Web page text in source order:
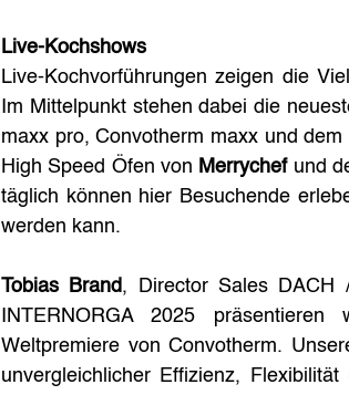
Live-Kochshows
Live-Kochvorführungen zeigen die
Im Mittelpunkt stehen dabei die
maxx pro, Convotherm maxx und
High Speed Öfen von Merrychef und
täglich können hier Besuchende
werden kann.
Tobias Brand, Director Sales DACH
INTERNORGA 2025
Weltpremiere von Convotherm.
unvergleichlicher Effizienz,